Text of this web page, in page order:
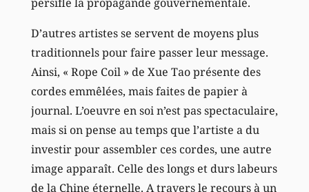
D’autres artistes se servent de moyens plus
traditionnels pour faire passer leur message.
Ainsi, « Rope Coil » de Xue Tao présente des
cordes emmêlées, mais faites de papier à
journal. L’oeuvre en soi n’est pas spectaculaire,
mais si on pense au temps que l’artiste a du
investir pour assembler ces cordes, une autre
image apparaît. Celle des longs et durs labeurs
de la Chine éternelle. A travers le recours à un